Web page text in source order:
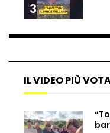
Russia
3
IL VIDEO PIÙ